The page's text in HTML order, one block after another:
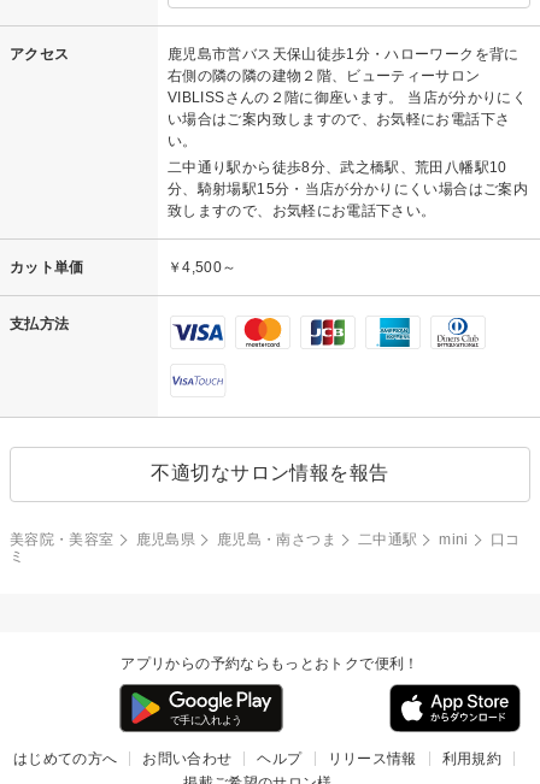
アクセス
鹿児島市営バス天保山徒歩1分・ハローワークを背に
右側の隣の隣の建物２階、ビューティーサロン
VIBLISSさんの２階に御座います。 当店が分かりにく
い場合はご案内致しますので、お気軽にお電話下さ
い。
二中通り駅から徒歩8分、武之橋駅、荒田八幡駅10
分、騎射場駅15分・当店が分かりにくい場合はご案内
致しますので、お気軽にお電話下さい。
カット単価 ￥4,500～
支払方法
不適切なサロン情報を報告
美容院・美容室 鹿児島県 鹿児島・南さつま 二中通駅 mini
口コ
ミ
アプリからの予約ならもっとおトクで便利！
はじめての方へ お問い合わせ ヘルプ リリース情報
利用規約